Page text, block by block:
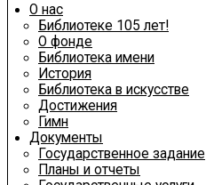
О нас
Библиотеке 105 лет!
О фонде
Библиотека имени
История
Библиотека в искусстве
Достижения
Гимн
Документы
Государственное задание
Планы и отчеты